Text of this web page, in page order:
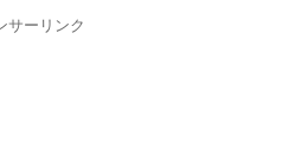
サーリンク